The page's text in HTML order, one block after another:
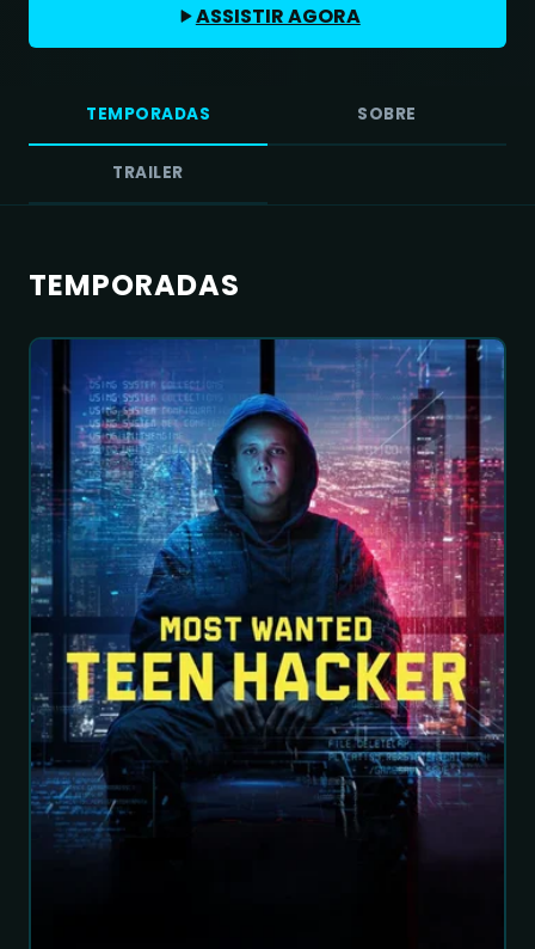
ASSISTIR AGORA
TEMPORADAS SOBRE
TRAILER
TEMPORADAS